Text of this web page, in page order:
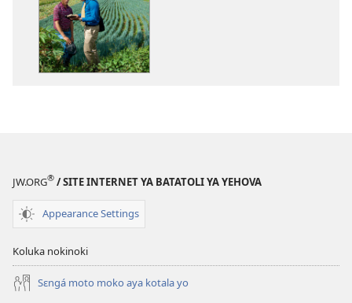
JW.ORG® / SITE INTERNET YA BATATOLI YA YEHOVA
Appearance Settings
Koluka nokinoki
Sɛngá moto moko aya kotala yo